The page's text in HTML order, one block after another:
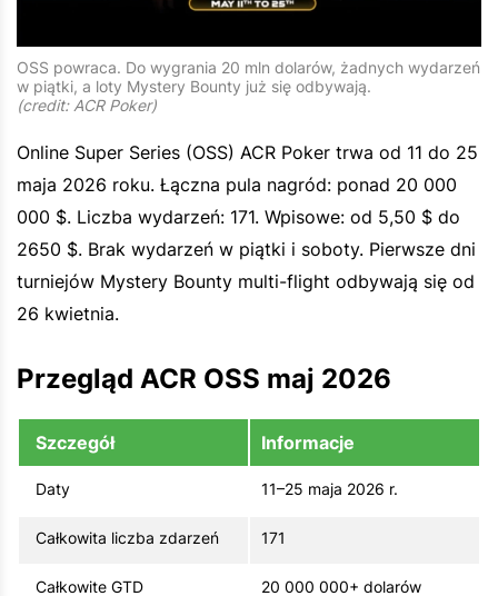
OSS powraca. Do wygrania 20 mln dolarów, żadnych wydarzeń
w piątki, a loty Mystery Bounty już się odbywają.
(credit: ACR Poker)
Online Super Series (OSS) ACR Poker trwa od 11 do 25
maja 2026 roku. Łączna pula nagród: ponad 20 000
000 $. Liczba wydarzeń: 171. Wpisowe: od 5,50 $ do
2650 $. Brak wydarzeń w piątki i soboty. Pierwsze dni
turniejów Mystery Bounty multi-flight odbywają się od
26 kwietnia.
Przegląd ACR OSS maj 2026
Szczegół Informacje
Daty 11–25 maja 2026 r.
Całkowita liczba zdarzeń 171
Całkowite GTD 20 000 000+ dolarów